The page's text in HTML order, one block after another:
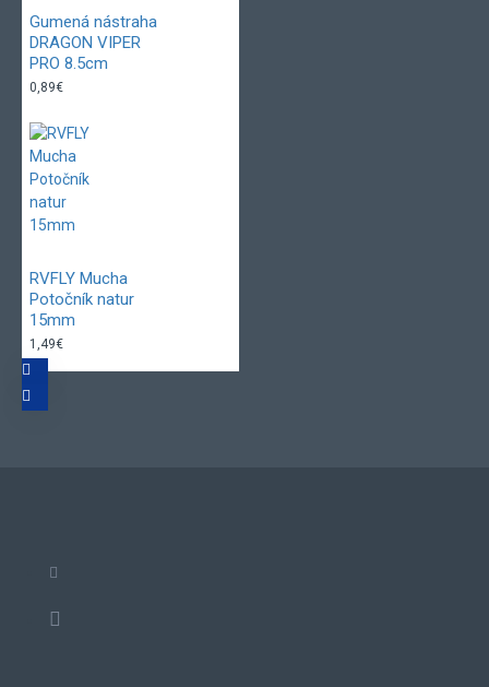
Gumená nástraha
DRAGON VIPER
PRO 8.5cm
0,89€
RVFLY Mucha
Potočník natur
15mm
1,49€